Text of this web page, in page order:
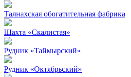
Талнахская обогатительная фабрика
Шахта «Скалистая»
Рудник «Таймырский»
Рудник «Октябрьский»